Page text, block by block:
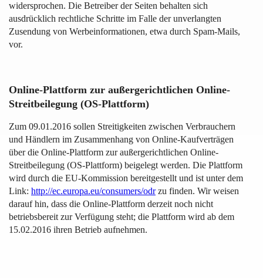
widersprochen. Die Betreiber der Seiten behalten sich
ausdrücklich rechtliche Schritte im Falle der unverlangten
Zusendung von Werbeinformationen, etwa durch Spam-Mails,
vor.
Online-Plattform zur außergerichtlichen Online-
Streitbeilegung (OS-Plattform)
Zum 09.01.2016 sollen Streitigkeiten zwischen Verbrauchern
und Händlern im Zusammenhang von Online-Kaufverträgen
über die Online-Plattform zur außergerichtlichen Online-
Streitbeilegung (OS-Plattform) beigelegt werden. Die Plattform
wird durch die EU-Kommission bereitgestellt und ist unter dem
Link: http://ec.europa.eu/consumers/odrzu finden. Wir weisen
darauf hin, dass die Online-Plattform derzeit noch nicht
betriebsbereit zur Verfügung steht; die Plattform wird ab dem
15.02.2016 ihren Betrieb aufnehmen.